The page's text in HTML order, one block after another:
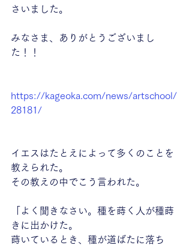
さいました。
みなさま、ありがとうございまし
た！！
https://kageoka.com/news/artschool/
28181/
イエスはたとえによって多くのことを
教えられた。
その教えの中でこう言われた。
「よく聞きなさい。種を蒔く人が種蒔
きに出かけた。
蒔いているとき、種が道ばたに落ち